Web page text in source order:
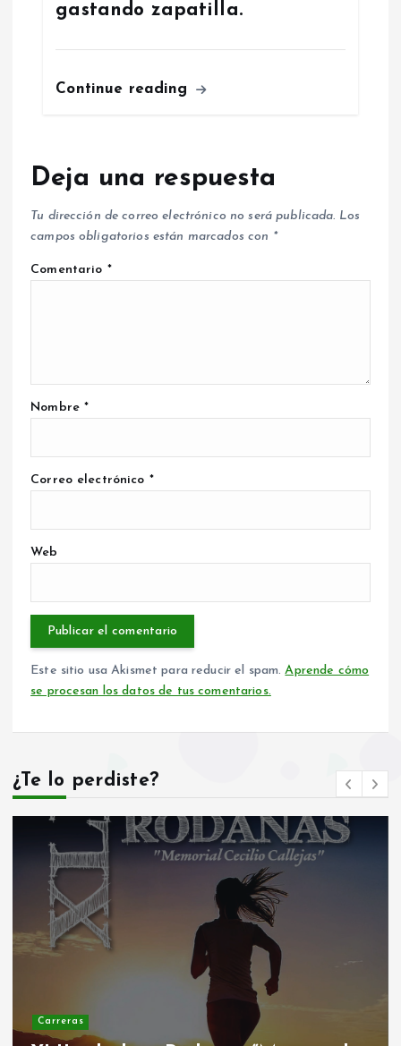
gastando zapatilla.
Continue reading
Deja una respuesta
Tu dirección de correo electrónico no será publicada. Los
campos obligatorios están marcados con *
Comentario *
Nombre*
Correo electrónico *
Web
Este sitio usa Akismet para reducir el spam.Aprende cómo
se procesan los datos de tus comentarios.
¿Te lo perdiste?